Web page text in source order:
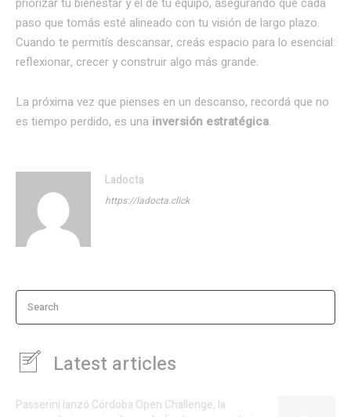
paso que tomás esté alineado con tu visión de largo plazo.
Cuando te permitís descansar, creás espacio para lo esencial:
reflexionar, crecer y construir algo más grande.
La próxima vez que pienses en un descanso, recordá que no
es tiempo perdido, es una inversión estratégica.
Ladocta
https://ladocta.click
Search
Latest articles
Passerini lanzó Córdoba Open Challenge, la